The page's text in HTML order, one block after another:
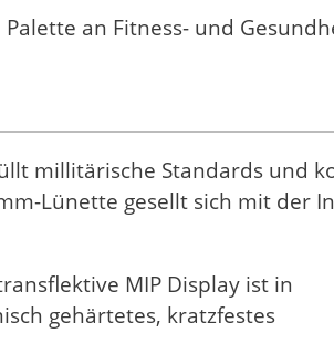
an Fitness- und
millitärische Standards und
Lünette gesellt sich mit der
MIP Display ist in
gehärtetes, kratzfestes